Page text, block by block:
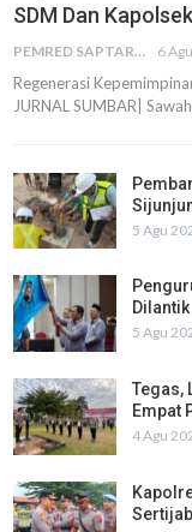
SDM Dan
PEMRED SAPTARIUS 6
Regenerasi
JURNAL SUMBAR|
5 Agu
Dilantik
5 Agu
Tegas,
Empat
4 Agu